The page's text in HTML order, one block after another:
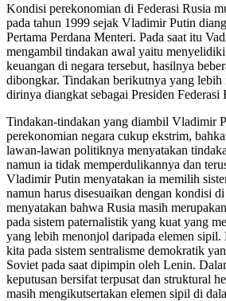
Kondisi perekonomian di Federasi Rusia
pada tahun 1999 sejak Vladimir Putin
Pertama Perdana Menteri. Pada saat itu
mengambil tindakan awal yaitu menyelidiki
keuangan di negara tersebut, hasilnya
dibongkar. Tindakan berikutnya yang lebih
dirinya diangkat sebagai Presiden Federasi
Tindakan-tindakan yang diambil Vladimir
perekonomian negara cukup ekstrim,
lawan-lawan politiknya menyatakan
namun ia tidak memperdulikannya dan
Vladimir Putin menyatakan ia memilih
namun harus disesuaikan dengan kondisi
menyatakan bahwa Rusia masih
pada sistem paternalistik yang kuat yang
yang lebih menonjol daripada elemen
kita pada sistem sentralisme demokratik
Soviet pada saat dipimpin oleh Lenin.
keputusan bersifat terpusat dan struktural
masih mengikutsertakan elemen sipil di